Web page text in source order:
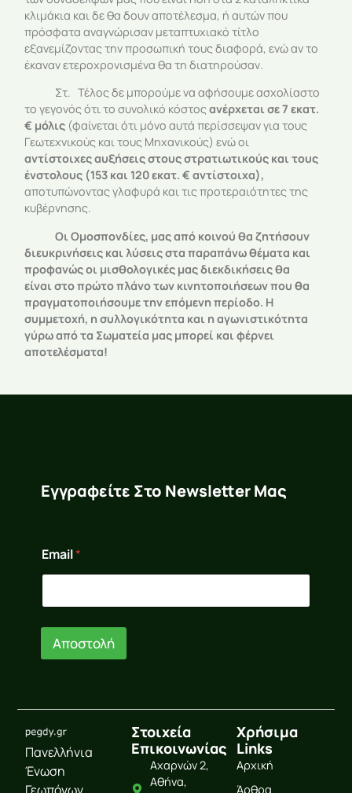
κλιμάκια και δε θα δουν αποτέλεσμα, ή αυτών που
πρόσφατα αναγνώρισαν μεταπτυχιακό τίτλο
εξανεμίζοντας την προσωπική τους διαφορά, ενώ αν το
έκαναν ετεροχρονισμένα θα τη διατηρούσαν.
Στ. Τέλος δε μπορούμε να αφήσουμε ασχολίαστο
το γεγονός ότι το συνολικό κόστοςανέρχεται σε 7 εκατ.
€ μόλις (φαίνεται ότι μόνο αυτά περίσσεψαν για τους
Γεωτεχνικούς και τους Μηχανικούς) ενώ οι
αντίστοιχες αυξήσεις στους στρατιωτικούς και τους
ένστολους (153 και 120 εκατ. € αντίστοιχα),
αποτυπώνοντας γλαφυρά και τις προτεραιότητες της
κυβέρνησης.
Οι Ομοσπονδίες, μας από κοινού θα ζητήσουν
διευκρινήσεις και λύσεις στα παραπάνω θέματα και
προφανώς οι μισθολογικές μας διεκδικήσεις θα
είναι στο πρώτο πλάνο των κινητοποιήσεων που θα
πραγματοποιήσουμε την επόμενη περίοδο. Η
συμμετοχή, η συλλογικότητα και η αγωνιστικότητα
γύρω από τα Σωματεία μας μπορεί και φέρνει
αποτελέσματα!
Εγγραφείτε Στο Newsletter Μας
m
a
l
E
a
Email*
Αποστολή
Πανελλήνια
Ένωση
Στοιχεία
Επικοινωνίας
Αχαρνών 2,
Αθήνα,
Χρήσιμα
Links
Αρχική
Άρθρα